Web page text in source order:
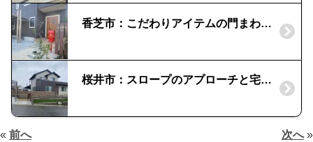
香芝市：こだわりアイテムの門まわり｜真鍮の表札と赤いポスト
桜井市：スロープのアプローチと宅配ボックス門柱｜コルディアラック
« 前へ 次へ»